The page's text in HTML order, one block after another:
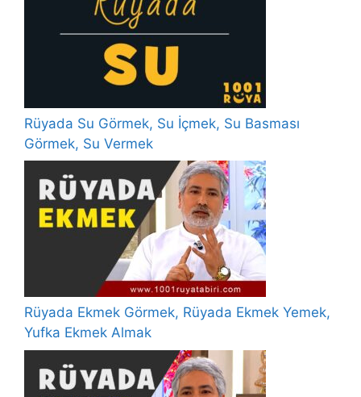
Rüyada Su Görmek, Su İçmek, Su Basması
Görmek, Su Vermek
Rüyada Ekmek Görmek, Rüyada Ekmek Yemek,
Yufka Ekmek Almak